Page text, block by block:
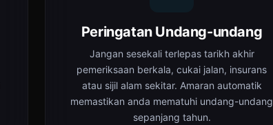
Peringatan Undang-undang
Jangan sesekali terlepas tarikh akhir
pemeriksaan berkala, cukai jalan, insurans
atau sijil alam sekitar. Amaran automatik
memastikan anda mematuhi undang-undang
sepanjang tahun.